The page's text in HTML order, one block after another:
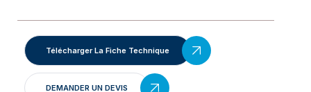
Télécharger La Fiche Technique
DEMANDER UN DEVIS